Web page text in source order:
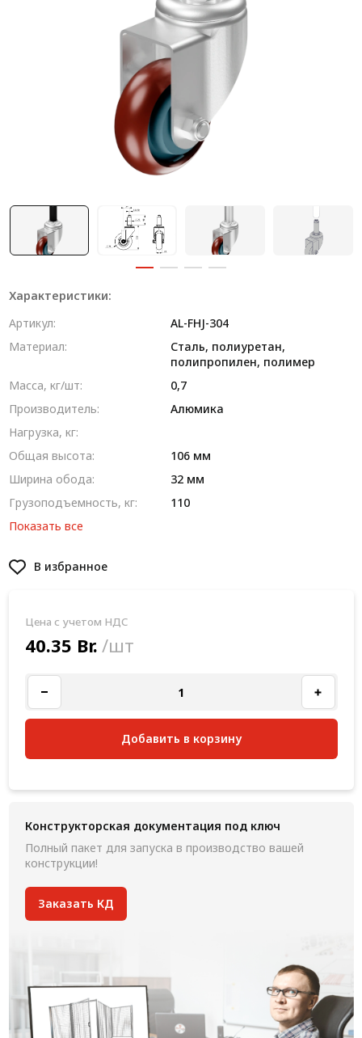
Алюминиевые промышленные ограждения
Алюминиевая промышленная мебель
Крейты и кассеты Subrack systems
Профиль строительного назначения
Радиаторный алюминиевый профиль NEW!
Лист алюминиевый
Метрический крепеж
Конструкции из профиля
Услуги дополнительной обработки профиля
Характеристики:
Артикул:
AL-FHJ-304
Материал:
Сталь, полиуретан,
полипропилен, полимер
Масса, кг/шт:
0,7
Производитель:
Алюмика
Нагрузка, кг:
Общая высота:
106 мм
Ширина обода:
32 мм
Грузоподъемность, кг:
110
Показать все
В избранное
Цена с учетом НДС
40.35 Br. /шт
Добавить в корзину
Конструкторская документация под ключ
Полный пакет для запуска в производство вашей
конструкции!
Заказать КД